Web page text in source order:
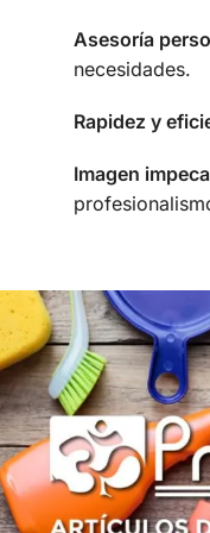
Asesoría
necesidades.
Rapidez y
Imagen